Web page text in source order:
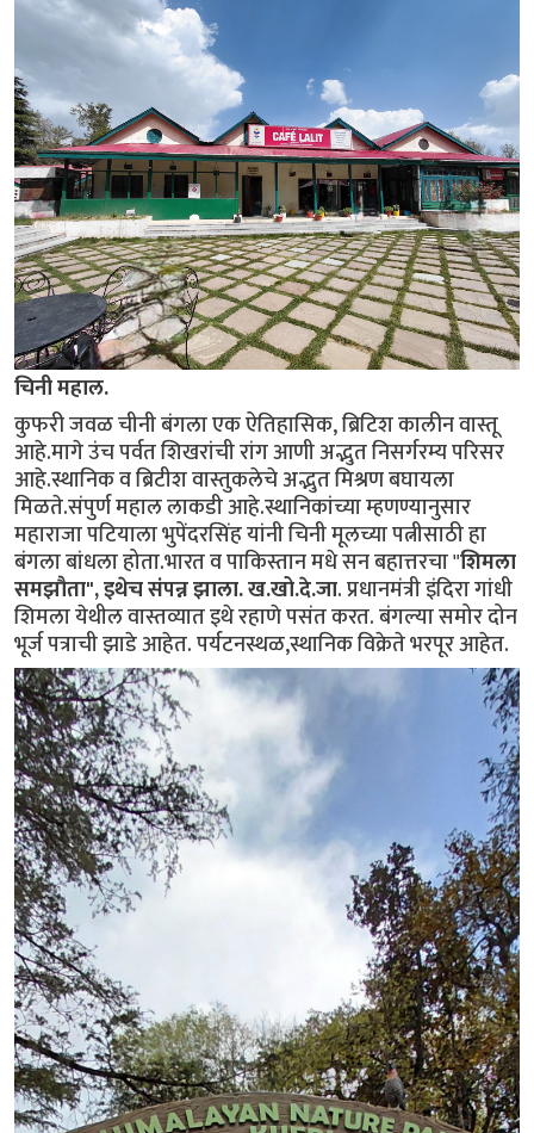
चिनी महाल.
कुफरी जवळ चीनी बंगला एक ऐतिहासिक, ब्रिटिश कालीन वास्तू
आहे.मागे उंच पर्वत शिखरांची रांग आणी अद्भुत निसर्गरम्य परिसर
आहे.स्थानिक व ब्रिटीश वास्तुकलेचे अद्भुत मिश्रण बघायला
मिळते.संपुर्ण महाल लाकडी आहे.स्थानिकांच्या म्हणण्यानुसार
महाराजा पटियाला भुपेंदरसिंह यांनी चिनी मूलच्या पत्नीसाठी हा
बंगला बांधला होता.भारत व पाकिस्तान मधे सन बहात्तरचा "शिमला
समझौता", इथेच संपन्न झाला. ख.खो.दे.जा. प्रधानमंत्री इंदिरा गांधी
शिमला येथील वास्तव्यात इथे रहाणे पसंत करत. बंगल्या समोर दोन
भूर्ज पत्राची झाडे आहेत. पर्यटनस्थळ,स्थानिक विक्रेते भरपूर आहेत.